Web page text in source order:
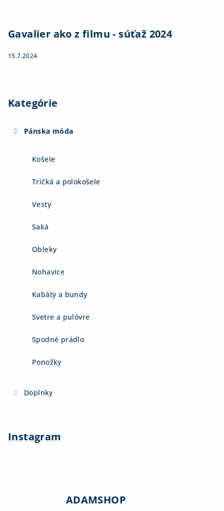
Gavalier ako z filmu - súťaž 2024
15.7.2024
Kategórie
Pánska móda
Košele
Tričká a polokošele
Vesty
Saká
Obleky
Nohavice
Kabáty a bundy
Svetre a pulóvre
Spodné prádlo
Ponožky
Doplnky
Instagram
ADAMSHOP